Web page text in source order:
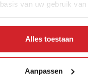
van uw gebruik van
Alles toestaan
Aanpassen